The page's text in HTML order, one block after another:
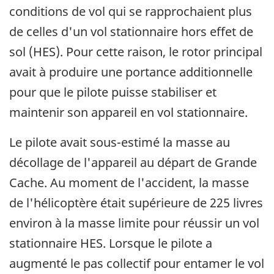
conditions de vol qui se rapprochaient plus
de celles d'un vol stationnaire hors effet de
sol (HES). Pour cette raison, le rotor principal
avait à produire une portance additionnelle
pour que le pilote puisse stabiliser et
maintenir son appareil en vol stationnaire.
Le pilote avait sous-estimé la masse au
décollage de l'appareil au départ de Grande
Cache. Au moment de l'accident, la masse
de l'hélicoptère était supérieure de 225 livres
environ à la masse limite pour réussir un vol
stationnaire HES. Lorsque le pilote a
augmenté le pas collectif pour entamer le vol